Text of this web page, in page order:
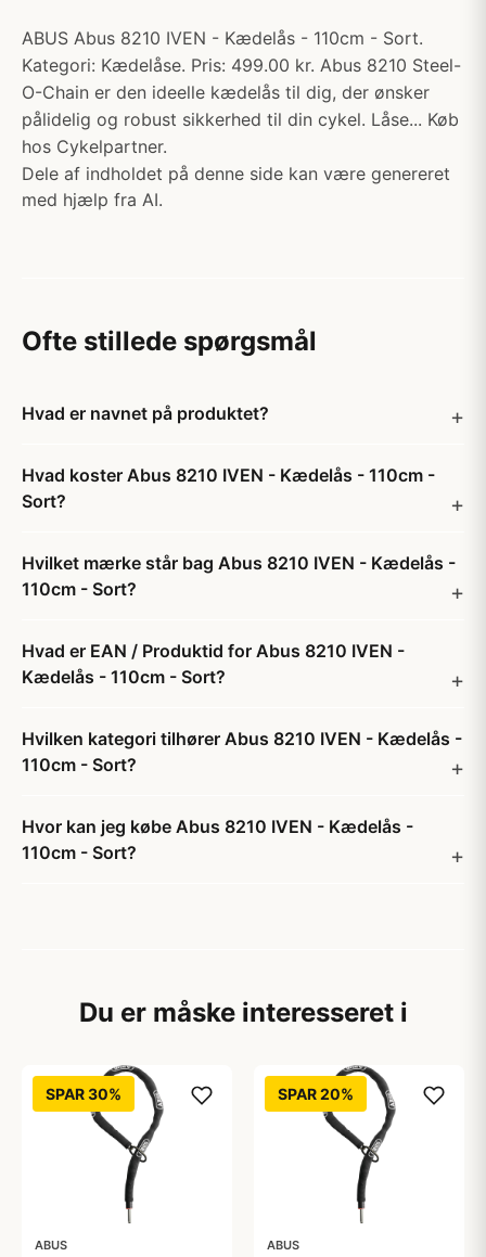
ABUS Abus 8210 IVEN - Kædelås - 110cm - Sort.
Kategori: Kædelåse. Pris: 499.00 kr. Abus 8210 Steel-
O-Chain er den ideelle kædelås til dig, der ønsker
pålidelig og robust sikkerhed til din cykel. Låse... Køb
hos Cykelpartner.
Dele af indholdet på denne side kan være genereret
med hjælp fra AI.
Ofte stillede spørgsmål
Hvad er navnet på produktet?
Hvad koster Abus 8210 IVEN - Kædelås - 110cm -
Sort?
Hvilket mærke står bag Abus 8210 IVEN - Kædelås -
110cm - Sort?
Hvad er EAN / Produktid for Abus 8210 IVEN -
Kædelås - 110cm - Sort?
Hvilken kategori tilhører Abus 8210 IVEN - Kædelås -
110cm - Sort?
Hvor kan jeg købe Abus 8210 IVEN - Kædelås -
110cm - Sort?
Du er måske interesseret i
SPAR 30%
ABUS
SPAR 20%
ABUS